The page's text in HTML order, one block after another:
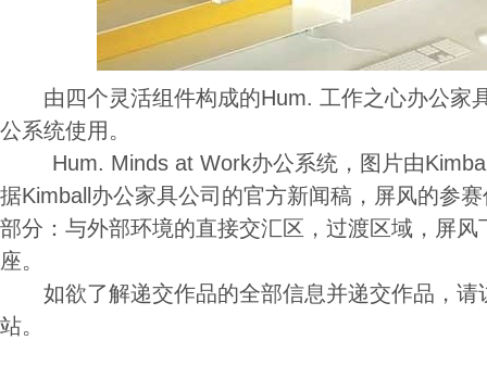
由四个灵活组件构成的Hum. 工作之心办公家
公系统使用。
Hum. Minds at Work办公系统，图片由
据Kimball办公家具公司的官方新闻稿，屏风的参
部分：与外部环境的直接交汇区，过渡区域，屏
座。
如欲了解递交作品的全部信息并递交作品，请
站。